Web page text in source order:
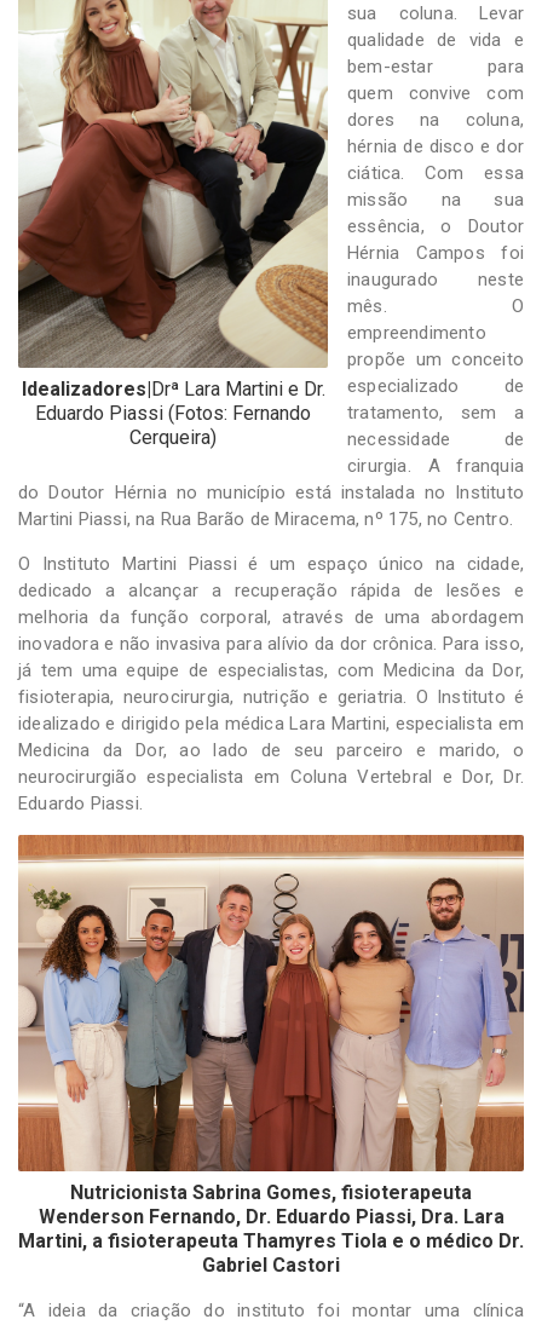
Sistemas
Idealizadores|Drª Lara Martini e Dr.
Eduardo Piassi (Fotos: Fernando
Cerqueira)
sua coluna. Levar
qualidade de vida e
bem-estar para
quem convive com
dores na coluna,
hérnia de disco e dor
ciática. Com essa
missão na sua
essência, o Doutor
Hérnia Campos foi
inaugurado neste
mês. O
empreendimento
propõe um conceito
especializado de
tratamento, sem a
necessidade de
cirurgia. A franquia
do Doutor Hérnia no município está instalada no Instituto
Martini Piassi, na Rua Barão de Miracema, nº 175, no Centro.
O Instituto Martini Piassi é um espaço único na cidade,
dedicado a alcançar a recuperação rápida de lesões e
melhoria da função corporal, através de uma abordagem
inovadora e não invasiva para alívio da dor crônica. Para isso,
já tem uma equipe de especialistas, com Medicina da Dor,
fisioterapia, neurocirurgia, nutrição e geriatria. O Instituto é
idealizado e dirigido pela médica Lara Martini, especialista em
Medicina da Dor, ao lado de seu parceiro e marido, o
neurocirurgião especialista em Coluna Vertebral e Dor, Dr.
Eduardo Piassi.
Nutricionista Sabrina Gomes, fisioterapeuta
Wenderson Fernando, Dr. Eduardo Piassi, Dra. Lara
Martini, a fisioterapeuta Thamyres Tiola e o médico Dr.
Gabriel Castori
“A ideia da criação do instituto foi montar uma clínica